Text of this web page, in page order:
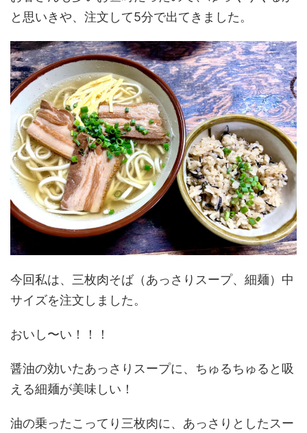
と思いきや、注文して5分で出てきました。
今回私は、三枚肉そば（あっさりスープ、細麺）中
サイズを注文しました。
おいし〜い！！！
醤油の効いたあっさりスープに、ちゅるちゅると吸
える細麺が美味しい！
油の乗ったこってり三枚肉に、あっさりとしたスー